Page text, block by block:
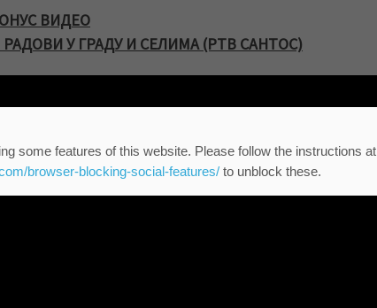
ВИДЕО
У ГРАДУ И СЕЛИМА (РТВ САНТОС)
some features of this website. Please follow the instructions at
browser-blocking-social-features/to unblock these.